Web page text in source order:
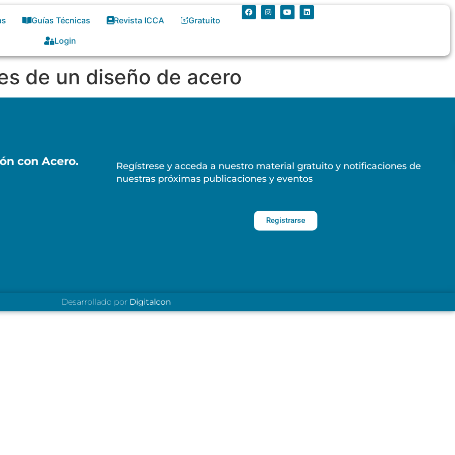
Guías Técnicas Revista ICCA
Gratuito
Login
de un diseño de acero
con Acero.
Regístrese y acceda a nuestro material gratuito y notificaciones de
nuestras próximas publicaciones y eventos
Registrarse
Desarrollado por Digitalcon